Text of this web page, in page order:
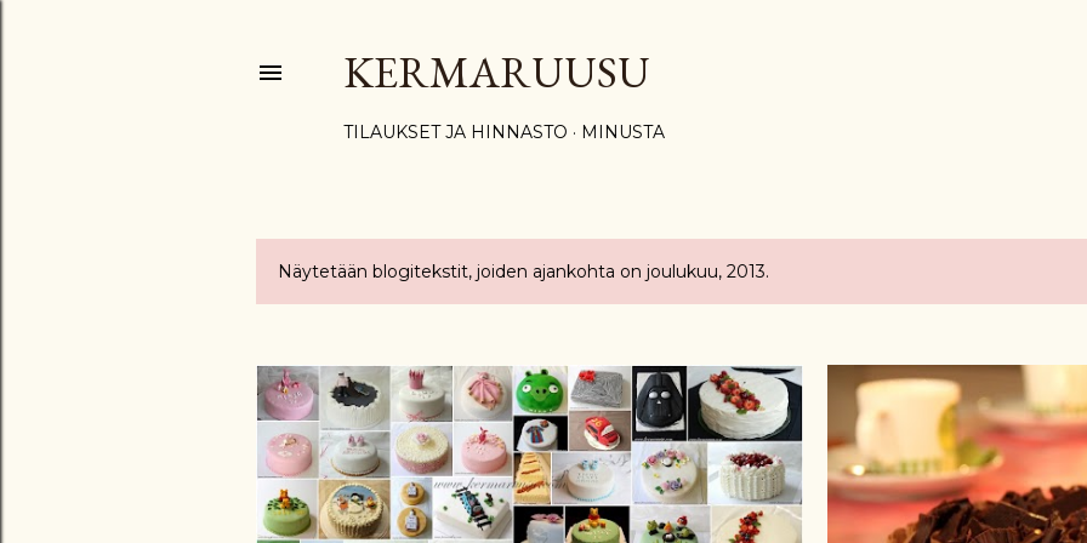
KERMARUUSU
TILAUKSET JA HINNASTO MINUSTA
T
k
s
t
i
Näytetään blogitekstit, joiden ajankohta on joulukuu, 2013.